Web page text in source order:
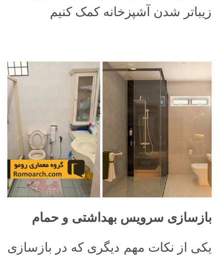
زیباتر شدن آشپزخانه کمک کنیم
بازسازی سرویس بهداشتی و حمام
یکی از نکات مهم دیگری که در بازسازی